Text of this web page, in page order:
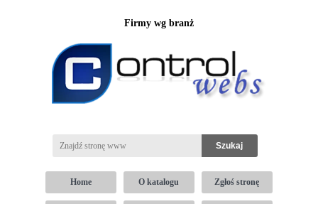
Firmy wg branż
Home O katalogu Zgłoś stronę